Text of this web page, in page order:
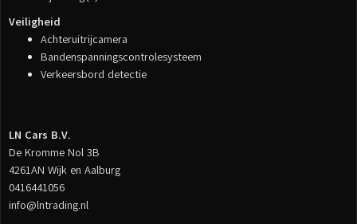
Veiligheid
Achteruitrijcamera
Bandenspanningscontrolesysteem
Verkeersbord detectie
LN Cars B.V.
De Kromme Nol 3B
4261AN Wijk en Aalburg
0416441056
info@lntrading.nl